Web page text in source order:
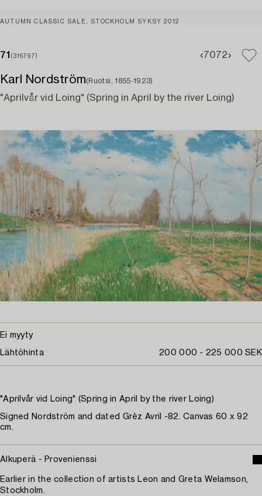
AUTUMN CLASSIC SALE, STOCKHOLM SYKSY 2012
71 (316797) 7072
Karl Nordström(Ruotsi, 1855-1923)
"Aprilvår vid Loing" (Spring in April by the river Loing)
Ei myyty
Lähtöhinta 200 000 - 225 000 SEK
"Aprilvår vid Loing" (Spring in April by the river Loing)
Signed Nordström and dated Grèz Avril -82. Canvas 60 x 92
cm.
Alkuperä - Provenienssi
Earlier in the collection of artists Leon and Greta Welamson,
Stockholm.